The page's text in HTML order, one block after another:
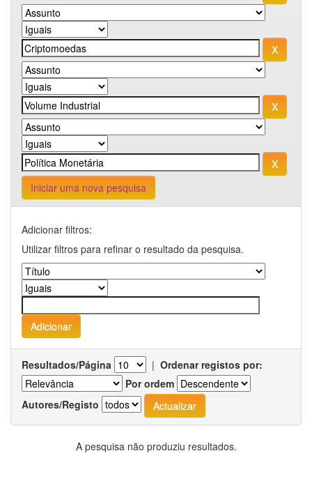
Iniciar uma nova pesquisa
Adicionar filtros:
Utilizar filtros para refinar o resultado da pesquisa.
Resultados/Página | Ordenar registos por:
Por ordem
Autores/Registo
A pesquisa não produziu resultados.